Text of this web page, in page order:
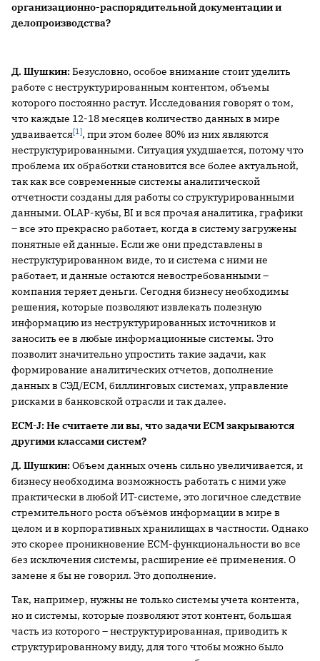
организационно-распорядительной документации и
делопроизводства?
Д. Шушкин:Безусловно, особое внимание стоит уделить
работе с неструктурированным контентом, объемы
которого постоянно растут. Исследования говорят о том,
что каждые 12-18 месяцев количество данных в мире
удваивается[1], при этом более 80% из них являются
неструктурированными. Ситуация ухудшается, потому что
проблема их обработки становится все более актуальной,
так как все современные системы аналитической
отчетности созданы для работы со структурированными
данными. OLAP-кубы, BI и вся прочая аналитика, графики
– все это прекрасно работает, когда в систему загружены
понятные ей данные. Если же они представлены в
неструктурированном виде, то и система с ними не
работает, и данные остаются невостребованными –
компания теряет деньги. Сегодня бизнесу необходимы
решения, которые позволяют извлекать полезную
информацию из неструктурированных источников и
заносить ее в любые информационные системы. Это
позволит значительно упростить такие задачи, как
формирование аналитических отчетов, дополнение
данных в СЭД/ECM, биллинговых системах, управление
рисками в банковской отрасли и так далее.
ECM-J: Не считаете ли вы, что задачиECMзакрываются
другими классами систем?
Д. Шушкин:Объем данных очень сильно увеличивается, и
бизнесу необходима возможность работать с ними уже
практически в любой ИТ-системе, это логичное следствие
стремительного роста объёмов информации в мире в
целом и в корпоративных хранилищах в частности. Однако
это скорее проникновение ECM-функциональности во все
без исключения системы, расширение её применения. О
замене я бы не говорил. Это дополнение.
Так, например, нужны не только системы учета контента,
но и системы, которые позволяют этот контент, большая
часть из которого – неструктурированная, приводить к
структурированному виду, для того чтобы можно было